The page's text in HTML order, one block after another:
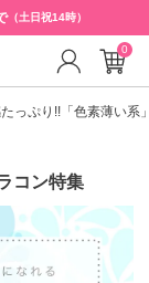
（土日祝14時）
っぷり!!「色素薄い系
コン特集
0